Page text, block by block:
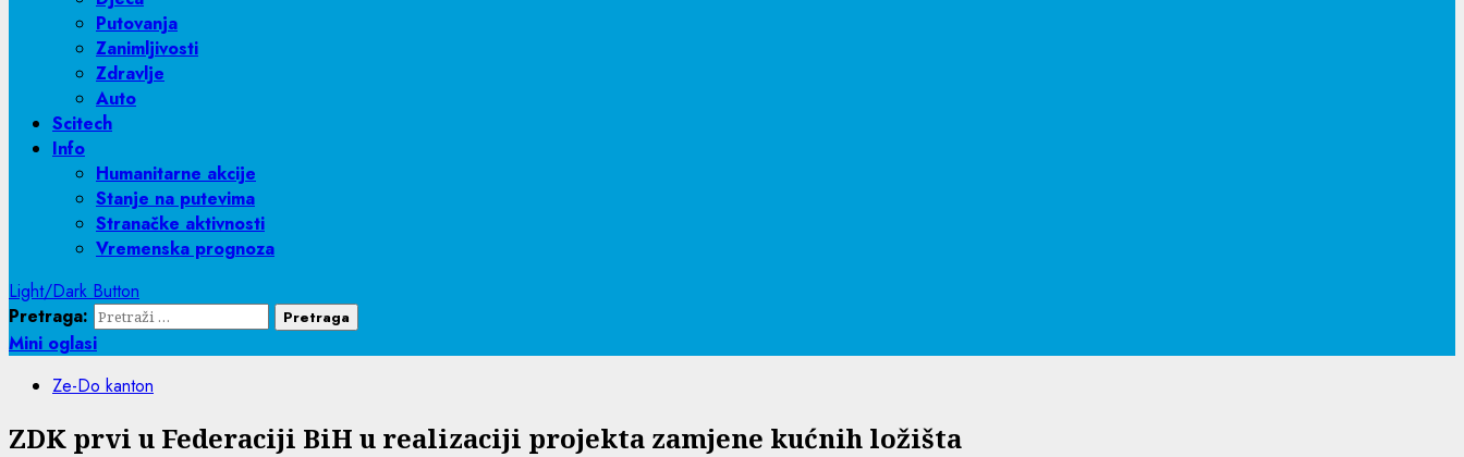
Putovanja
Zanimljivosti
Zdravlje
Auto
Scitech
Info
Humanitarne akcije
Stanje na putevima
Stranačke aktivnosti
Vremenska prognoza
Light/Dark Button
Pretraga:
Mini oglasi
Ze-Do kanton
ZDK prvi u Federaciji BiH u realizaciji projekta zamjene kućnih ložišta